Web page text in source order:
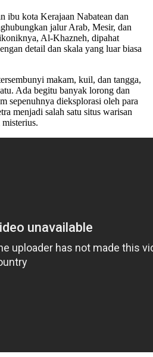
ibu kota Kerajaan Nabatean dan
jalur Arab, Mesir, dan
Al-Khazneh, dipahat
detail dan skala yang luar biasa
makam, kuil, dan tangga,
Ada begitu banyak lorong dan
sepenuhnya dieksplorasi oleh para
menjadi salah satu situs warisan